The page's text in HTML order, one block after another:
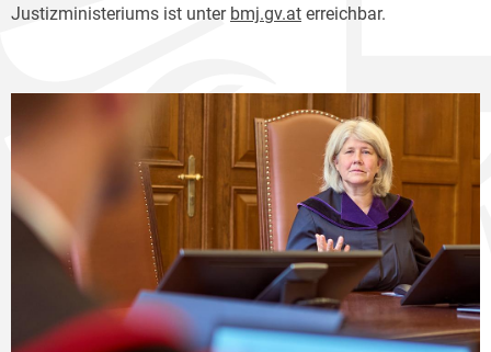
Justizministeriums ist unter bmj.gv.at erreichbar.